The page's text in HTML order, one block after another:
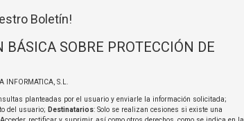
Boletín!
BÁSICA SOBRE PROTECCIÓN DE
INFORMATICA, S.L.
planteadas por el usuario y enviarle la información solicitada;
del usuario; Destinatarios: Solo se realizan cesiones si existe una